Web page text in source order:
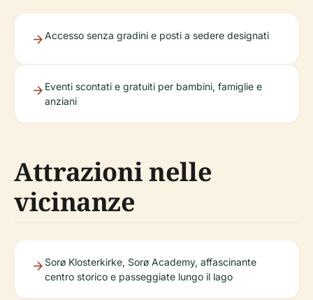
Accesso senza gradini e posti a sedere designati
Eventi scontati e gratuiti per bambini, famiglie e
anziani
Attrazioni nelle
vicinanze
Sorø Klosterkirke, Sorø Academy, affascinante
centro storico e passeggiate lungo il lago